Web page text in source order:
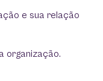
e sua relação
organização.